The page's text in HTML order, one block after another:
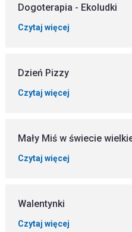
Dogoterapia - Ekoludki
Czytaj więcej
Dzień Pizzy
Czytaj więcej
Mały Miś w świecie
Czytaj więcej
Walentynki
Czytaj więcej